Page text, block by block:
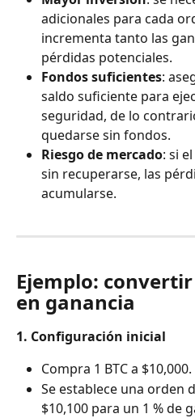
adicionales para cada
incrementa tanto las
pérdidas potenciales.
Fondos suficientes:
saldo suficiente para
seguridad, de lo
quedarse sin fondos.
Riesgo de mercado: si
sin recuperarse, las
acumularse.
Ejemplo:
en ganancia
1. Configuración inicial
Compra 1 BTC a $10,000.
Se establece una orden
$10,100 para un 1 % de